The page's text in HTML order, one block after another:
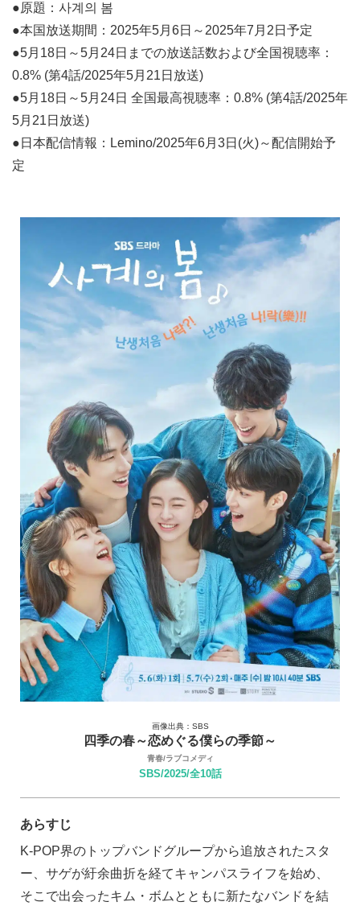
●原題：사계의 봄
●本国放送期間：2025年5月6日～2025年7月2日予定
●5月18日～5月24日までの放送話数および全国視聴率：
0.8% (第4話/2025年5月21日放送)
●5月18日～5月24日 全国最高視聴率：0.8% (第4話/2025年
5月21日放送)
●日本配信情報：Lemino/2025年6月3日(火)～配信開始予
定
画像出典：SBS
四季の春～恋めぐる僕らの季節～
青春/ラブコメディ
SBS/2025/全10話
あらすじ
K-POP界のトップバンドグループから追放されたスタ
ー、サゲが紆余曲折を経てキャンパスライフを始め、
そこで出会ったキム・ボムとともに新たなバンドを結